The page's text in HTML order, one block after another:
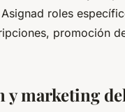
roles
promoción
y marketing